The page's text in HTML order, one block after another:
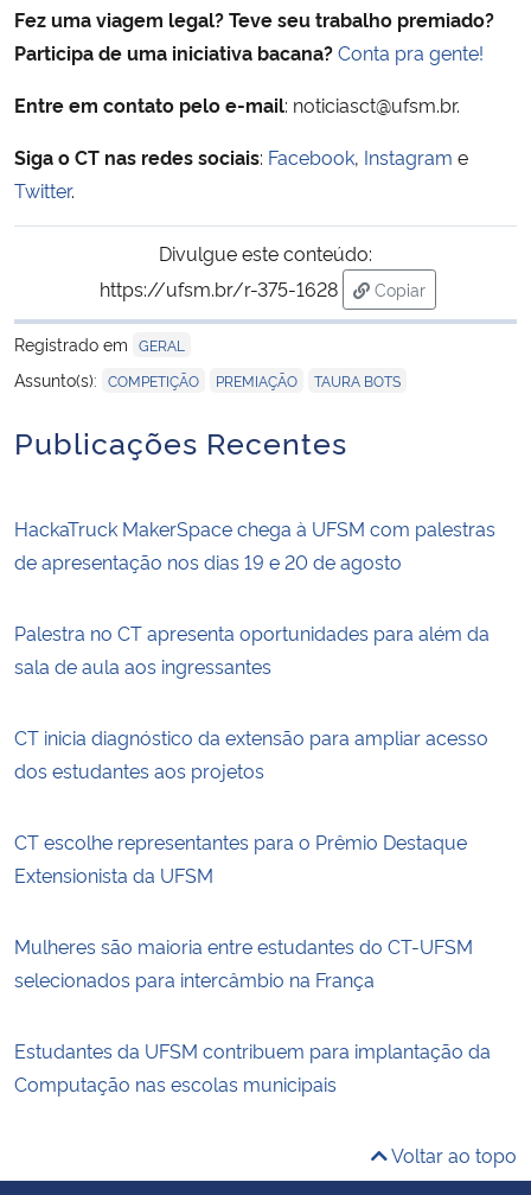
Fez uma viagem legal? Teve seu trabalho premiado?
Participa de uma iniciativa bacana?Conta pra gente!
Entre em contato pelo e-mail: noticiasct@ufsm.br.
Siga o CT nas redes sociais: Facebook, Instagram e
Twitter.
Divulgue este conteúdo:
https://ufsm.br/r-375-1628
Copiar
para área de
Registrado em GERAL
Assunto(s): COMPETIÇÃO PREMIAÇÃO TAURA BOTS
Publicações Recentes
HackaTruck MakerSpace chega à UFSM com palestras
de apresentação nos dias 19 e 20 de agosto
Palestra no CT apresenta oportunidades para além da
sala de aula aos ingressantes
CT inicia diagnóstico da extensão para ampliar acesso
dos estudantes aos projetos
CT escolhe representantes para o Prêmio Destaque
Extensionista da UFSM
Mulheres são maioria entre estudantes do CT-UFSM
selecionados para intercâmbio na França
Estudantes da UFSM contribuem para implantação da
Computação nas escolas municipais
Voltar ao topo